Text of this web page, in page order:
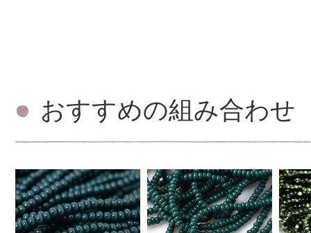
おすすめの組み合わせ